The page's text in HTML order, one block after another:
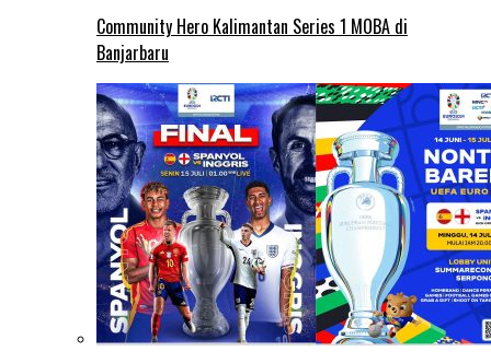
Community Hero Kalimantan Series 1 MOBA di
Banjarbaru